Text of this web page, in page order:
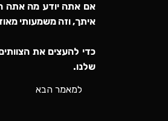
אם אתה יודע מה אתה
איתך, וזה משמעותי
כדי להעצים את
שלנו.
למאמר הבא